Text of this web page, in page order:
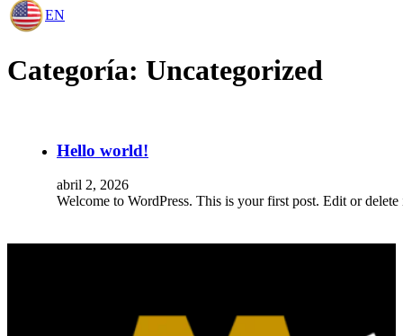
EN
Categoría: Uncategorized
Hello world!
abril 2, 2026
Welcome to WordPress. This is your first post. Edit or